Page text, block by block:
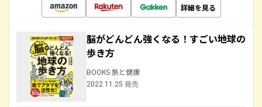
詳細を見る
脳がどんどん強くなる！すごい地球の
歩き方
BOOKS 旅と健康
2022.11.25 発売